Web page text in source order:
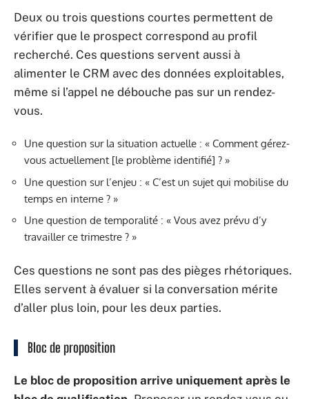
Deux ou trois questions courtes permettent de
vérifier que le prospect correspond au profil
recherché. Ces questions servent aussi à
alimenter le CRM avec des données exploitables,
même si l’appel ne débouche pas sur un rendez-
vous.
Une question sur la situation actuelle : « Comment gérez-
vous actuellement [le problème identifié] ? »
Une question sur l’enjeu : « C’est un sujet qui mobilise du
temps en interne ? »
Une question de temporalité : « Vous avez prévu d’y
travailler ce trimestre ? »
Ces questions ne sont pas des pièges rhétoriques.
Elles servent à évaluer si la conversation mérite
d’aller plus loin, pour les deux parties.
Bloc de proposition
Le bloc de proposition arrive uniquement après le